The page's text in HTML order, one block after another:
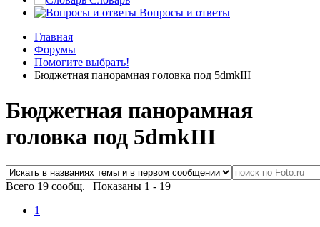
Вопросы и ответы
Главная
Форумы
Помогите выбрать!
Бюджетная панорамная головка под 5dmkIII
Бюджетная панорамная
головка под 5dmkIII
Всего 19 сообщ. | Показаны 1 - 19
1